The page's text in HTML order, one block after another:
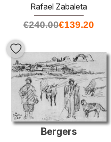
Rafael Zabaleta
€240.00€139.20
Bergers